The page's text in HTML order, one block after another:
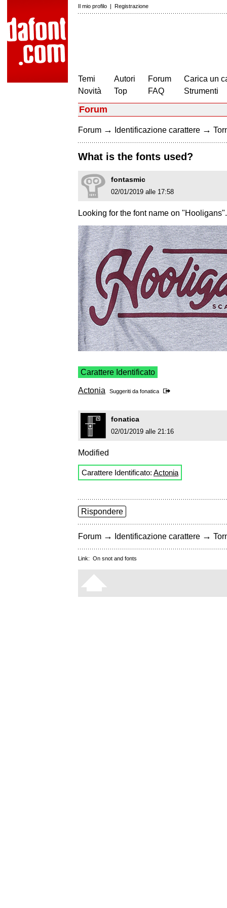
Il mio profilo | Registrazione
Temi
Novità
Autori
Top
Forum
FAQ
Carica un
Strumenti
Forum
Forum → Identificazione carattere →
What is the fonts used?
fontasmic
02/01/2019 alle 17:58
Looking for the font name on
Carattere Identificato
Actonia Suggeriti da fonatica
fonatica
02/01/2019 alle 21:16
Modified
Carattere Identificato: Actonia
Rispondere
Forum → Identificazione carattere →
Link: On snot and fonts